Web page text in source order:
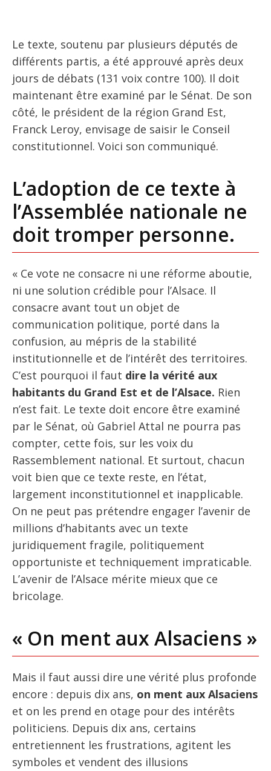
Le texte, soutenu par plusieurs députés de
différents partis, a été approuvé après deux
jours de débats (131 voix contre 100). Il doit
maintenant être examiné par le Sénat. De son
côté, le président de la région Grand Est,
Franck Leroy, envisage de saisir le Conseil
constitutionnel. Voici son communiqué.
L’adoption de ce texte à
l’Assemblée nationale ne
doit tromper personne.
« Ce vote ne consacre ni une réforme aboutie,
ni une solution crédible pour l’Alsace. Il
consacre avant tout un objet de
communication politique, porté dans la
confusion, au mépris de la stabilité
institutionnelle et de l’intérêt des territoires.
C’est pourquoi il faut dire la vérité aux
habitants du Grand Est et de l’Alsace. Rien
n’est fait. Le texte doit encore être examiné
par le Sénat, où Gabriel Attal ne pourra pas
compter, cette fois, sur les voix du
Rassemblement national. Et surtout, chacun
voit bien que ce texte reste, en l’état,
largement inconstitutionnel et inapplicable.
On ne peut pas prétendre engager l’avenir de
millions d’habitants avec un texte
juridiquement fragile, politiquement
opportuniste et techniquement impraticable.
L’avenir de l’Alsace mérite mieux que ce
bricolage.
« On ment aux Alsaciens »
Mais il faut aussi dire une vérité plus profonde
encore : depuis dix ans, on ment aux Alsaciens
et on les prend en otage pour des intérêts
politiciens. Depuis dix ans, certains
entretiennent les frustrations, agitent les
symboles et vendent des illusions